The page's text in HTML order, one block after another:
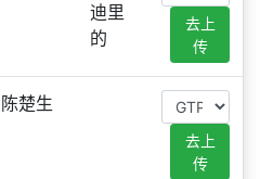
迪里
的
去上
传
陈楚生
去上
传